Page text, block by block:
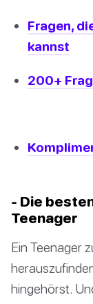
Fragen,
kannst
200+
- Die
Teenager
Ein Teenager
hingehörst.